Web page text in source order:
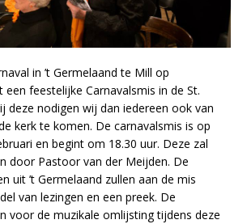
in ’t Germelaand te Mill op
feestelijke Carnavalsmis in de St.
deze nodigen wij dan iedereen ook van
kerk te komen. De carnavalsmis is op
en begint om 18.30 uur. Deze zal
door Pastoor van der Meijden. De
uit ’t Germelaand zullen aan de mis
van lezingen en een preek. De
voor de muzikale omlijsting tijdens deze